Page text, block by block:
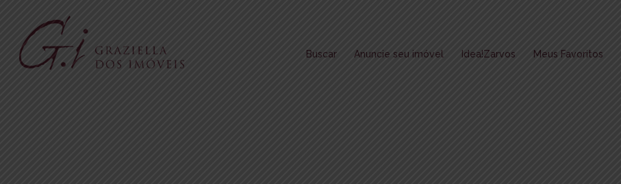
Buscar Anuncie seu imóvel Idea!Zarvos Meus Favoritos